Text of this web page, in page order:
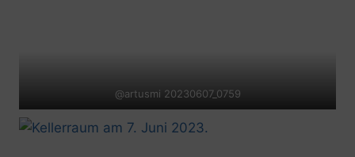
@artusmi 20230607_0759